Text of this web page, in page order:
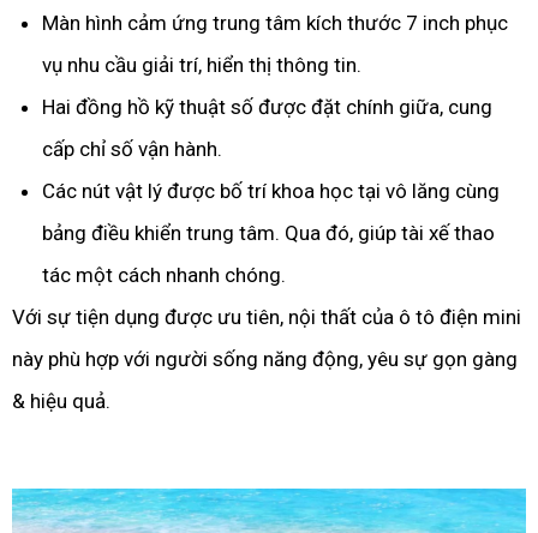
Màn hình cảm ứng trung tâm kích thước 7 inch phục
vụ nhu cầu giải trí, hiển thị thông tin.
Hai đồng hồ kỹ thuật số được đặt chính giữa, cung
cấp chỉ số vận hành.
Các nút vật lý được bố trí khoa học tại vô lăng cùng
bảng điều khiển trung tâm. Qua đó, giúp tài xế thao
tác một cách nhanh chóng.
Với sự tiện dụng được ưu tiên, nội thất của ô tô điện mini
này phù hợp với người sống năng động, yêu sự gọn gàng
& hiệu quả.